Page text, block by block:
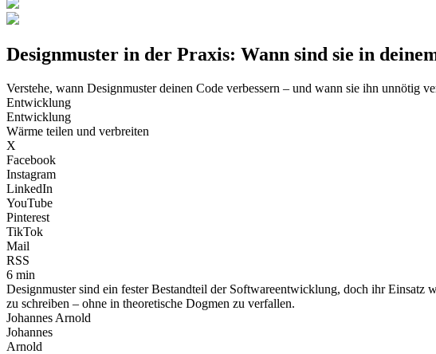
Designmuster in der Praxis: Wann sind sie in
Verstehe, wann Designmuster deinen Code verbessern – und wann sie ihn unnötig
Entwicklung
Entwicklung
Wärme teilen und verbreiten
X
Facebook
Instagram
LinkedIn
YouTube
Pinterest
TikTok
Mail
RSS
6 min
Designmuster sind ein fester Bestandteil der Softwareentwicklung, doch ihr
zu schreiben – ohne in theoretische Dogmen zu verfallen.
Johannes Arnold
Johannes
Arnold